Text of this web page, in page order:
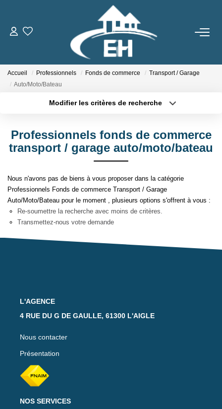
ACHETER
Nos Biens
ESTIMER
NOTRE AGENCE
Qui Sommes-Nous
Notre Équipe
Nos Actualités
Accueil Professionnels Fonds de commerce
Transport / Garage
Auto/Moto/Bateau
Modifier les critères de recherche
Sélectionnez...
Type de bien
Surface min
Créer une alerte
Professionnels fonds de commerce
transport / garage auto/moto/bateau
Nous n'avons pas de biens à vous proposer dans la catégorie
Professionnels Fonds de commerce Transport / Garage
Auto/Moto/Bateau pour le moment , plusieurs options s'offrent à vous :
Re-soumettre la recherche avec moins de critères.
Transmettez-nous votre demande
L'AGENCE
4 RUE DU G DE GAULLE, 61300 L'AIGLE
Nous contacter
Présentation
NOS SERVICES